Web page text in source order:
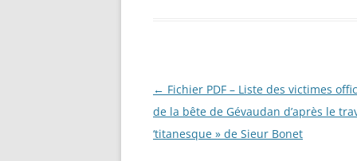
BASE
Navigation
des
articles
← Fichier PDF – Liste des victimes
de la bête de Gévaudan d’après le
‘titanesque » de Sieur Bonet